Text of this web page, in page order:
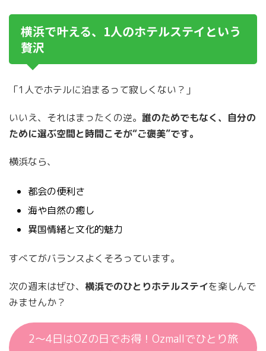
横浜で叶える、1人のホテルステイという
贅沢
「1人でホテルに泊まるって寂しくない？」
いいえ、それはまったくの逆。 誰のためでもなく、自分の
ために選ぶ空間と時間こそが“ご褒美”です。
横浜なら、
都会の便利さ
海や自然の癒し
異国情緒と文化的魅力
すべてがバランスよくそろっています。
次の週末はぜひ、 横浜でのひとりホテルステイを楽しんで
みませんか？
2〜4日はOZの日でお得！Ozmallでひとり旅